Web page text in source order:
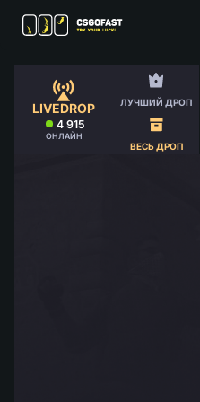
LIVEDROP
4 915
ОНЛАЙН
ЛУЧШИЙ ДРОП
ВЕСЬ ДРОП